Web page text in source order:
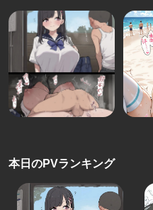
本日のPVランキング